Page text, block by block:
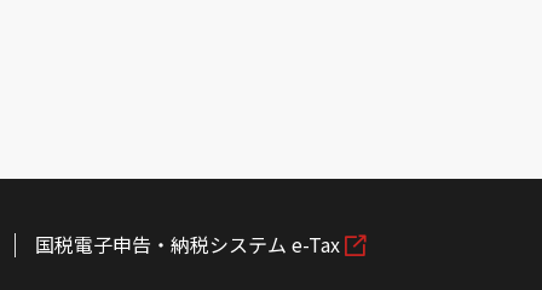
国税電子申告・納税システム e-Tax